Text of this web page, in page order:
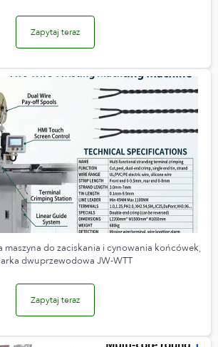
Zapytaj teraz
maszyna do zaciskania i cynowania końcówek,
dwuprzewodowa JW-WTT
Zapytaj teraz